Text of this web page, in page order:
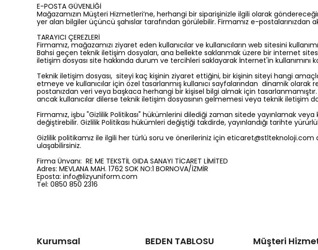
E-POSTA GÜVENLİĞİ
Mağazamızın Müşteri Hizmetleri’ne, herhangi bir siparişinizle ilgili olarak
yer alan bilgiler üçüncü şahıslar tarafından görülebilir. Firmamız e-
TARAYICI ÇEREZLERİ
Firmamız, mağazamızı ziyaret eden kullanıcılar ve kullanıcıların web sitesini
Bahsi geçen teknik iletişim dosyaları, ana bellekte saklanmak üzere bir internet
iletişim dosyası site hakkında durum ve tercihleri saklayarak İnternet'in kullanımını
Teknik iletişim dosyası, siteyi kaç kişinin ziyaret ettiğini, bir kişinin siteyi hangi
etmeye ve kullanıcılar için özel tasarlanmış kullanıcı sayfalarından dinamik
postanızdan veri veya başkaca herhangi bir kişisel bilgi almak için
ancak kullanıcılar dilerse teknik iletişim dosyasının gelmemesi veya teknik iletişim
Firmamız, işbu "Gizlilik Politikası" hükümlerini dilediği zaman sitede yayınlamak
değiştirebilir. Gizlilik Politikası hükümleri değiştiği takdirde, yayınlandığı tarihte
Gizlilik politikamız ile ilgili her türlü soru ve önerileriniz için eticaret@stlteknoloji.com
ulaşabilirsiniz.
Firma Ünvanı: RE ME TEKSTİL GIDA SANAYI TİCARET LİMİTED
Adres: MEVLANA MAH. 1762 SOK NO:1 BORNOVA/İZMİR
Eposta: info@lizyuniform.com
Tel: 0850 850 2316
Kurumsal BEDEN TABLOSU Müşteri